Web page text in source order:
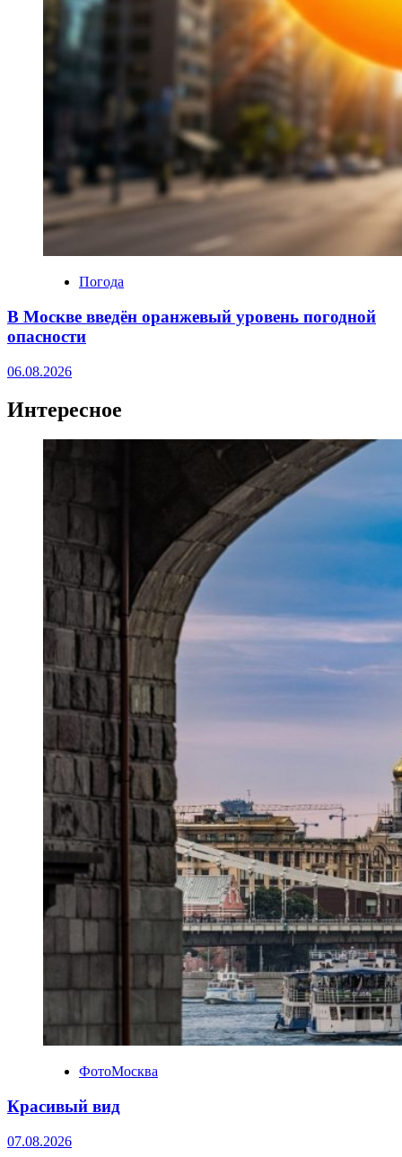
Погода
В Москве введён оранжевый уровень погодной
опасности
06.08.2026
Интересное
ФотоМосква
Красивый вид
07.08.2026